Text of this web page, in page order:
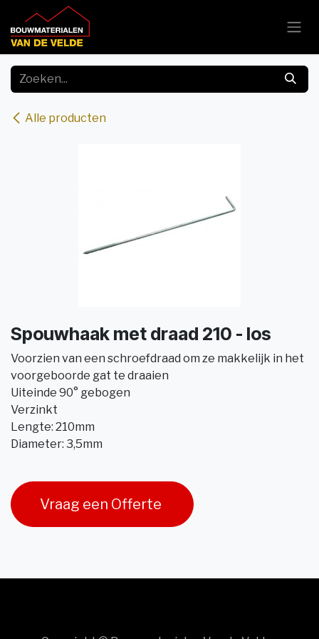
Overslaan naar inhoud
Alle producten
Spouwhaak met draad 210 - los
Voorzien van een schroefdraad om ze makkelijk in het
voorgeboorde gat te draaien
Uiteinde 90° gebogen
Verzinkt
Lengte: 210mm
Diameter: 3,5mm
Vraag een Offerte